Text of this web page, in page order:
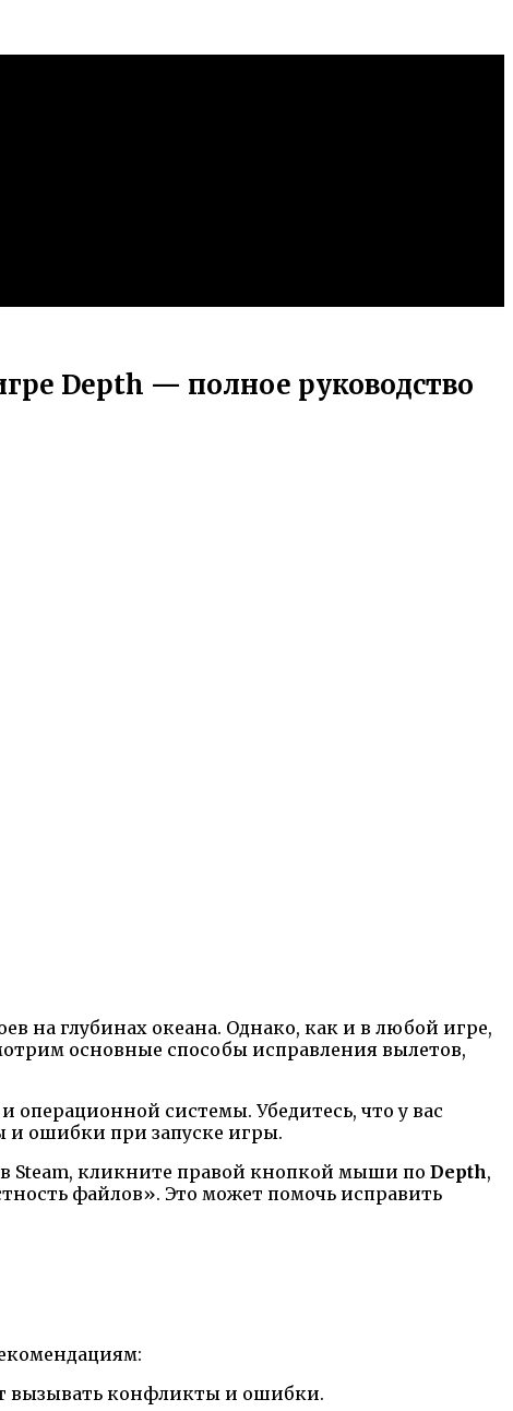
Depth — полное руководство
на глубинах океана. Однако, как и в любой игре,
основные способы исправления вылетов,
операционной системы. Убедитесь, что у вас
и ошибки при запуске игры.
в Steam, кликните правой кнопкой мыши по Depth,
файлов». Это может помочь исправить
вызывать конфликты и ошибки.